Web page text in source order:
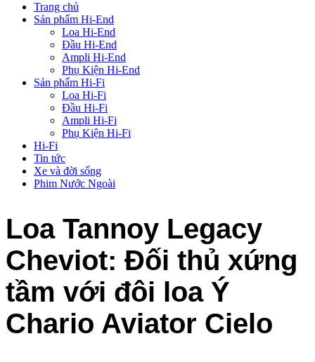
Trang chủ
Sản phẩm Hi-End
Loa Hi-End
Đầu Hi-End
Ampli Hi-End
Phụ Kiện Hi-End
Sản phẩm Hi-Fi
Loa Hi-Fi
Đầu Hi-Fi
Ampli Hi-Fi
Phụ Kiện Hi-Fi
Hi-Fi
Tin tức
Xe và đời sống
Phim Nước Ngoài
Loa Tannoy Legacy
Cheviot: Đối thủ xứng
tầm với đôi loa Ý
Chario Aviator Cielo